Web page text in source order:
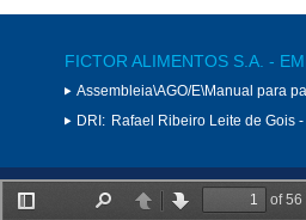
FICTOR ALIMENTOS S.A. -
Assembleia\AGO/E\Manual para
DRI: Rafael Ribeiro Leite de Gois -